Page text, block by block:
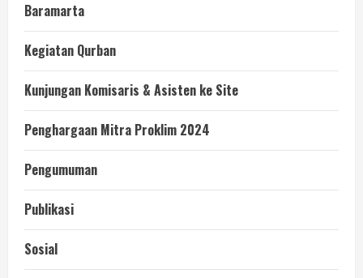
Baramarta
Kegiatan Qurban
Kunjungan Komisaris & Asisten ke Site
Penghargaan Mitra Proklim 2024
Pengumuman
Publikasi
Sosial